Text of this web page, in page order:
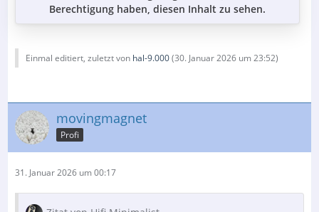
Berechtigung haben, diesen Inhalt zu sehen.
Einmal editiert, zuletzt von hal-9.000(30. Januar 2026 um 23:52)
movingmagnet
Profi
31. Januar 2026 um 00:17